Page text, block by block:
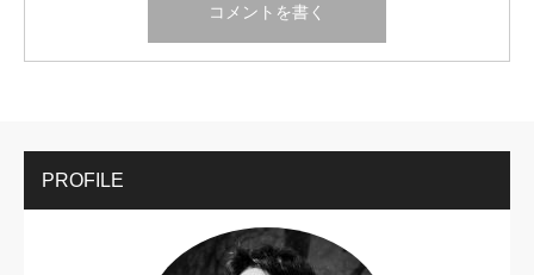
PROFILE